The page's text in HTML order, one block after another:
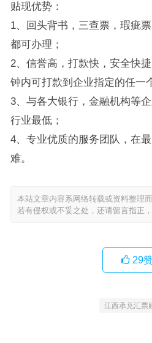
贴现优势：
1、回头背书，三查票，瑕疵
都可办理；
2、信誉高，打款快，安全快
钟内可打款到企业指定的任一
3、与各大银行，金融机构等
行业最低；
4、专业优质的服务团队，在
难。
本站文章内容系网络转载或资料整理
若有侵权或不妥之处，还请留言指正
29
江西承兑汇票